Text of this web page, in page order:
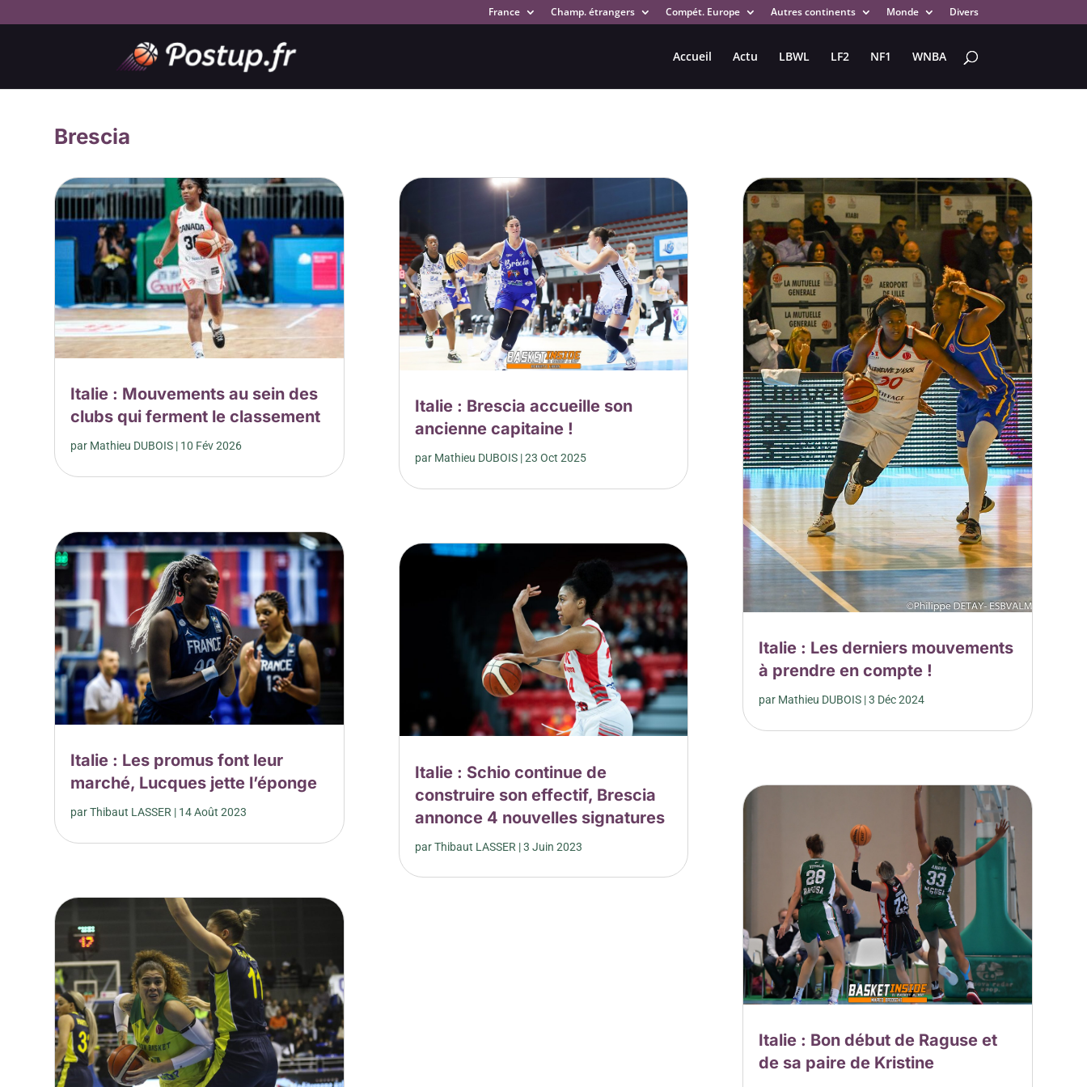
France Champ. étrangers Compét. Europe Autres continents Monde Divers
Accueil Actu LBWL LF2 NF1 WNBA
Brescia
Italie : Mouvements au sein des
clubs qui ferment le classement
par Mathieu DUBOIS | 10 Fév 2026
Italie : Les promus font leur
marché, Lucques jette l’éponge
parThibaut LASSER | 14 Août 2023
Italie : Brescia accueille son
ancienne capitaine !
par Mathieu DUBOIS|23 Oct 2025
Italie : Schio continue de
construire son effectif, Brescia
annonce 4 nouvelles signatures
parThibaut LASSER |3 Juin 2023
Italie : Les derniers mouvements
à prendre en compte !
par Mathieu DUBOIS|3 Déc 2024
Italie : Bon début de Raguse et
de sa paire de Kristine